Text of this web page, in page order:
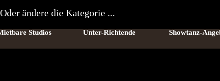
Oder ändere die Kategorie ...
Studios Unter-Richtende Showtanz-